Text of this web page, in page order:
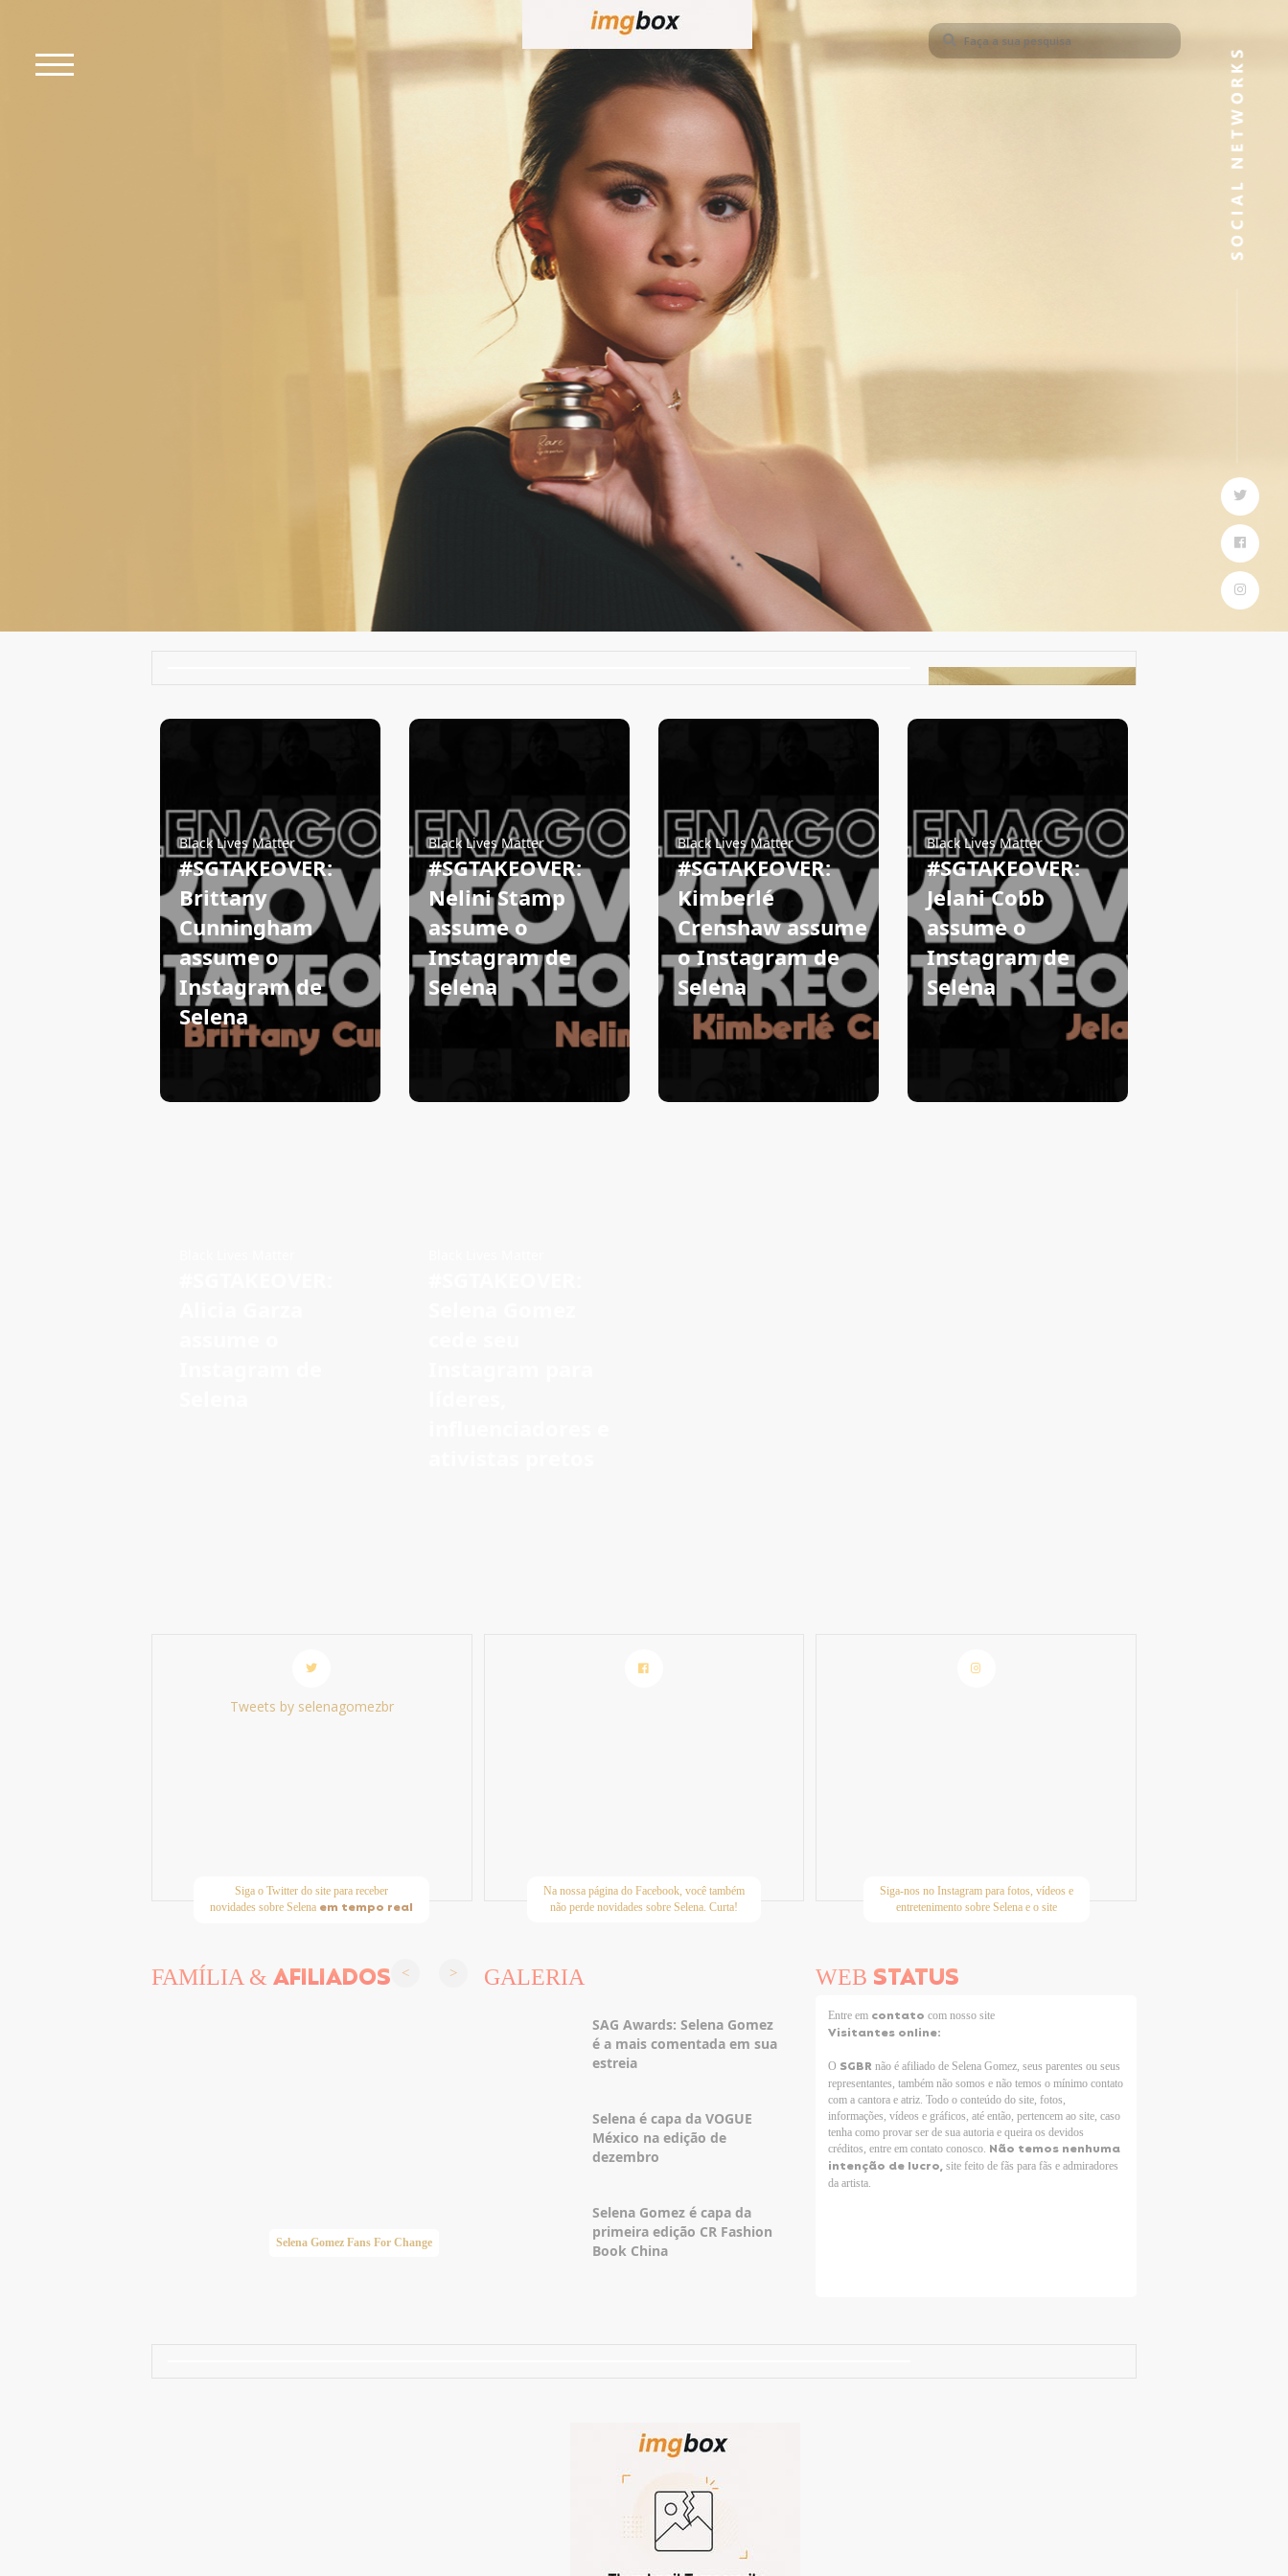
Black Lives Matter
#SGTAKEOVER:
Brittany
Cunningham
assume o
Instagram de
Selena
Black Lives Matter
#SGTAKEOVER:
Nelini Stamp
assume o
Instagram de
Selena
Black Lives Matter
#SGTAKEOVER:
Kimberlé
Crenshaw assume
o Instagram de
Selena
Black Lives Matter
#SGTAKEOVER:
Jelani Cobb
assume o
Instagram de
Selena
Tweets by selenagomezbr
Siga o Twitter do site para receber
novidades sobre Selena em tempo real
Na nossa página do Facebook, você também
não perde novidades sobre Selena. Curta!
Siga-nos no Instagram para fotos, vídeos e
entretenimento sobre Selena e o site
FAMÍLIA & AFILIADOS
Selena Gomez Fans For Change Taylor Swift Brasil
GALERIA
SAG Awards: Selena Gomez
é a mais comentada em sua
estreia
Selena é capa da VOGUE
México na edição de
dezembro
Selena Gomez é capa da
primeira edição CR Fashion
Book China
WEB STATUS
Entre em contatocom nosso site
Visitantes online:
O SGBR não é afiliado de Selena Gomez, seus parentes ou seus
representantes, também não somos e não temos o mínimo contato
com a cantora e atriz. Todo o conteúdo do site, fotos,
informações, vídeos e gráficos, até então, pertencem ao site, caso
tenha como provar ser de sua autoria e queira os devidos
créditos, entre em contato conosco. Não temos nenhuma
intenção de lucro,site feito de fãs para fãs e admiradores
da artista.